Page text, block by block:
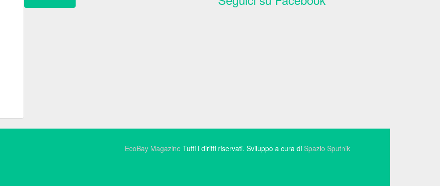
EcoBay Magazine Tutti i diritti riservati. Sviluppo a cura di Spazio Sputnik